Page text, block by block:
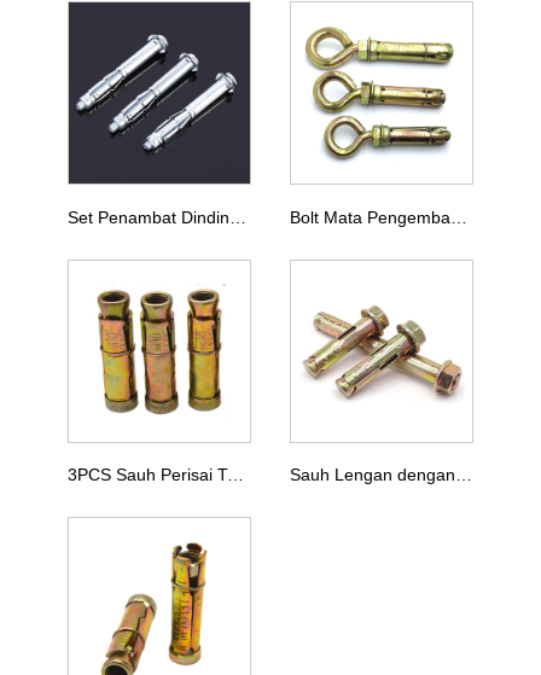
3PCS Sauh Perisai Tugas Berat Sauh Lengan dengan Kacang Bebibir